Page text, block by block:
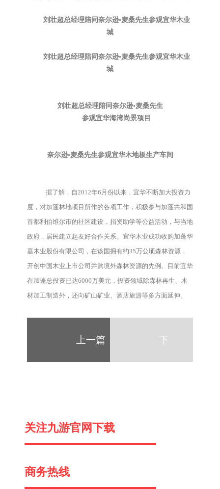
刘壮超总经理陪同奈尔逊•麦桑先生参观宜华木业
城
刘壮超总经理陪同奈尔逊•麦桑先生参观宜华木业
城
刘壮超总经理陪同奈尔逊•麦桑先生
参观宜华海湾尚景项目
奈尔逊•麦桑先生参观宜华木地板生产车间
据了解，自2012年6月份以来，宜华不断加大投资力
度，对加蓬林地项目所作的各项工作，积极参与加蓬共和国
首都利伯维尔市的社区建设，捐资助学等公益活动，与当地
政府，居民建立起友好合作关系。宜华木业成功收购加蓬华
嘉木业股份有限公司，在该国拥有约35万公顷森林资源，
开创中国木业上市公司并购境外森林资源的先例。目前宜华
在加蓬总投资已达6000万美元，投资领域除森林再生、木
材加工制造外，还向矿山矿业、酒店旅游等多方面延伸。
上一篇 下
关注九游官网下载
商务热线